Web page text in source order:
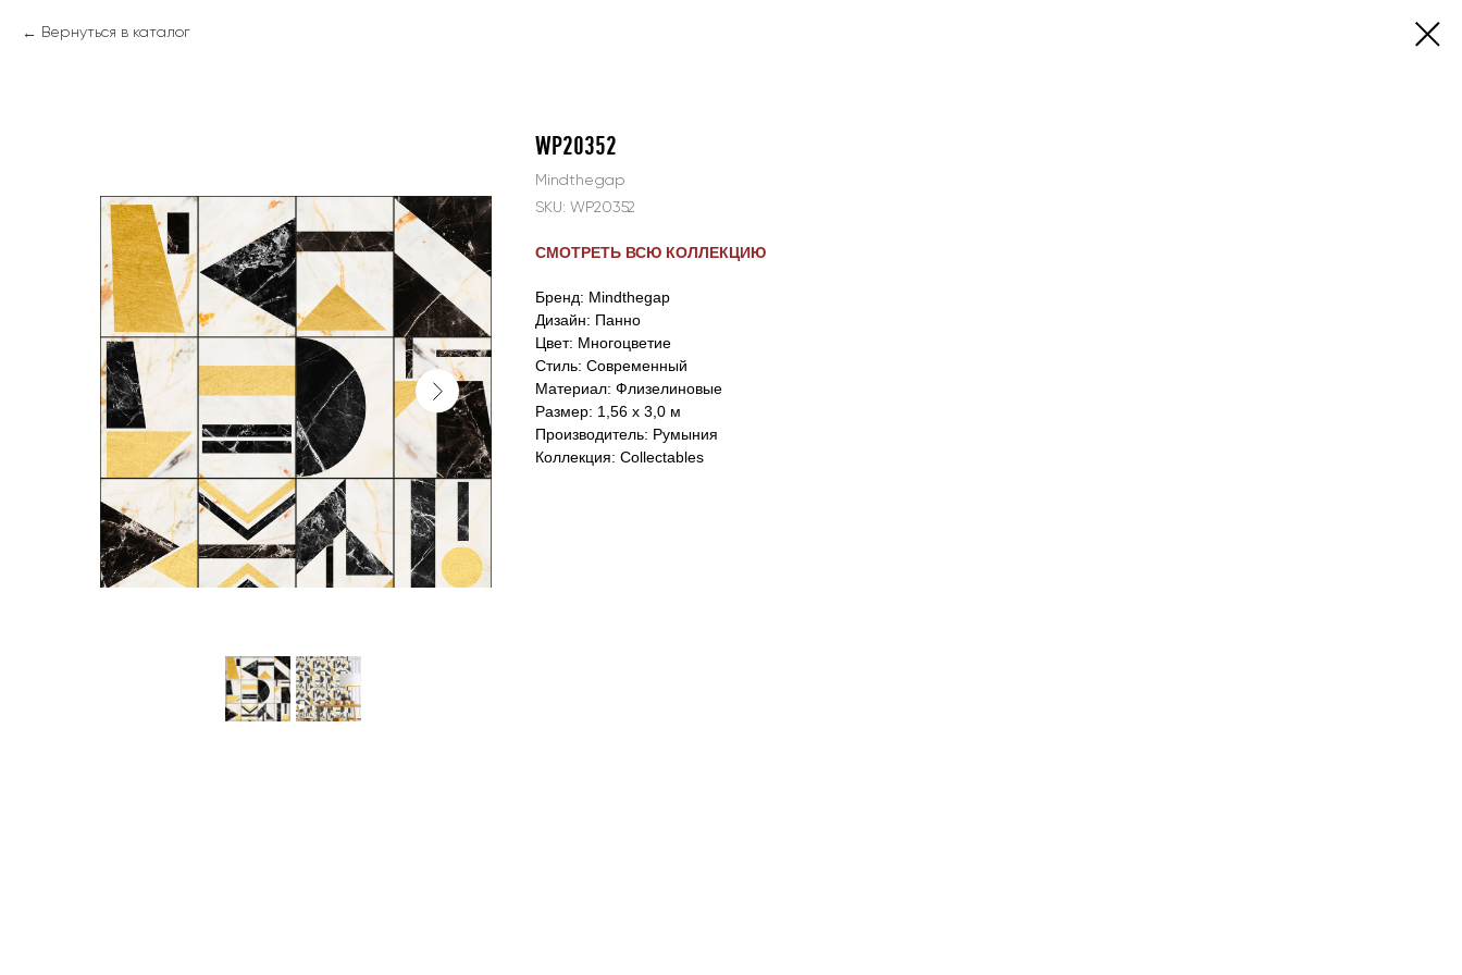
Вернуться в каталог
WP20352
Mindthegap
SKU: WP20352
СМОТРЕТЬ ВСЮ КОЛЛЕКЦИЮ
Бренд: Mindthegap
Дизайн: Панно
Цвет: Многоцветие
Стиль: Cовременный
Материал: Флизелиновые
Размер: 1,56 x 3,0 м
Производитель: Румыния
Коллекция: Collectables